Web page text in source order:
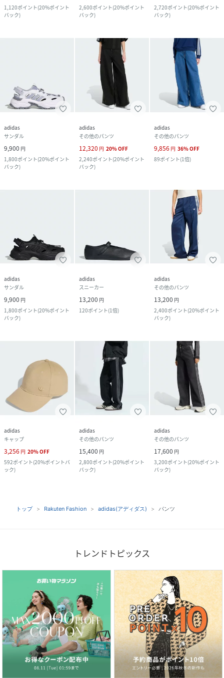
1,120ポイント(20%ポイント
バック)
2,600ポイント(20%ポイント
バック)
2,720ポイント(20%ポイント
バック)
adidas
サンダル
9,900 円
1,800ポイント(20%ポイント
バック)
adidas
その他のパンツ
12,320 円 20%OFF
2,240ポイント(20%ポイント
バック)
adidas
その他のパンツ
9,856 円 36%OFF
89ポイント(1倍)
adidas
サンダル
9,900 円
1,800ポイント(20%ポイント
バック)
adidas
スニーカー
13,200 円
120ポイント(1倍)
adidas
その他のパンツ
13,200 円
2,400ポイント(20%ポイント
バック)
adidas
キャップ
3,256 円 20%OFF
592ポイント(20%ポイントバ
ック)
adidas
その他のパンツ
15,400 円
2,800ポイント(20%ポイント
バック)
adidas
その他のパンツ
17,600 円
3,200ポイント(20%ポイント
バック)
トップ Rakuten Fashion adidas(アディダス) パンツ
トレンドトピックス